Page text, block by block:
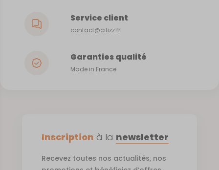
Service client
contact@citizz.fr
Garanties qualité
Made in France
Inscription à la newsletter
Recevez toutes nos actualités, nos